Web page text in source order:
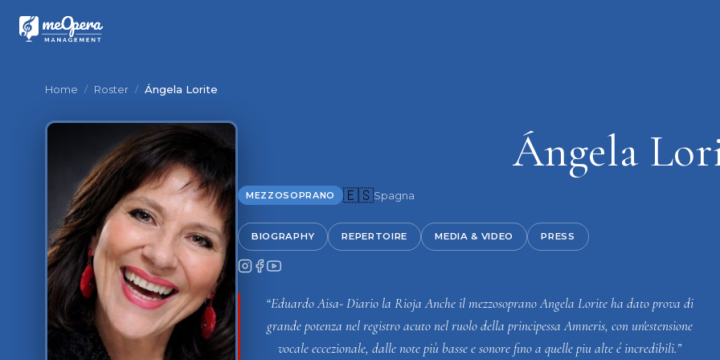
Home / Roster / Ángela Lorite
Ángela
MEZZOSOPRANO 🇪🇸Spagna
BIOGRAPHY REPERTOIRE MEDIA & VIDEO PRESS
“Eduardo Aisa- Diario la Rioja Anche il mezzosoprano Angela Lorite ha dato prova di
grande potenza nel registro acuto nel ruolo della principessa Amneris, con un'estensione
vocale eccezionale, dalle note più basse e sonore fino a quelle piu alte é incredibili.”